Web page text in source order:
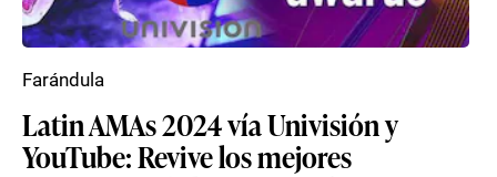
Latin AMAs 2024 vía Univisión y
YouTube: Revive los mejores
Farándula